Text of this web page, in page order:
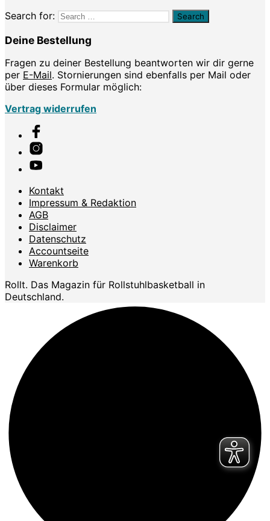
Search for:
Deine Bestellung
Fragen zu deiner Bestellung beantworten wir dir gerne
per E-Mail. Stornierungen sind ebenfalls per Mail oder
über dieses Formular möglich:
Vertrag widerrufen
Kontakt
Impressum & Redaktion
AGB
Disclaimer
Datenschutz
Accountseite
Warenkorb
Rollt. Das Magazin für Rollstuhlbasketball in
Deutschland.